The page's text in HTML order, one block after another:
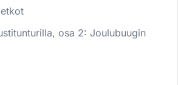
osa 2: Joulubuugin